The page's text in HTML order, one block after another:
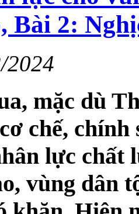
Bài 2:
2024
mặc dù
chế,
lực chất
vùng dân